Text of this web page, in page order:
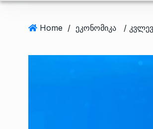
Home / ეკონომიკა